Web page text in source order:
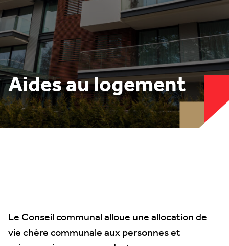
Aides au logement
Le Conseil communal alloue une allocation de
vie chère communale aux personnes et